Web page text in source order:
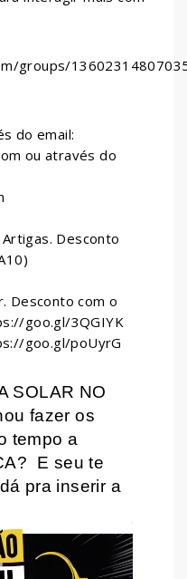
groups/
do email:
ou através do
Desconto
Desconto com o
goo.gl/3QGIYK
goo.gl/poUyrG
SOLAR NO
fazer os
tempo a
E seu te
pra inserir a